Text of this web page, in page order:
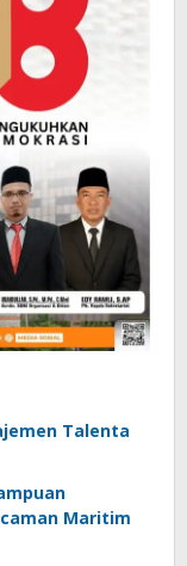
Talenta
Maritim